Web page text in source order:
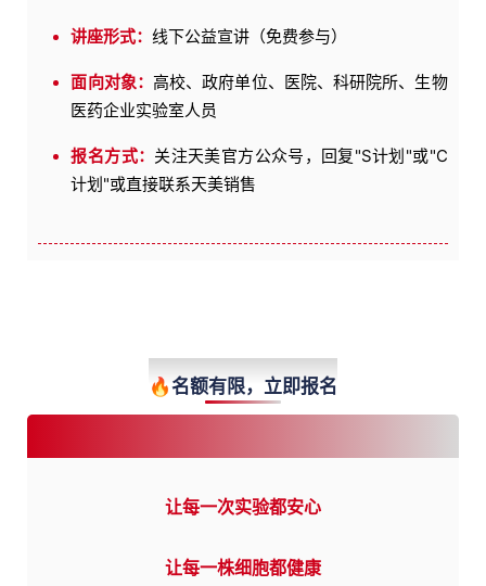
讲座形式： 线下公益宣讲（免费参与）
面向对象： 高校、政府单位、医院、科研院所、生物
医药企业实验室人员
报名方式： 关注天美官方公众号，回复"S计划"或"C
计划"或直接联系天美销售
Registration
🔥名额有限，立即报名
让每一次实验都安心
让每一株细胞都健康